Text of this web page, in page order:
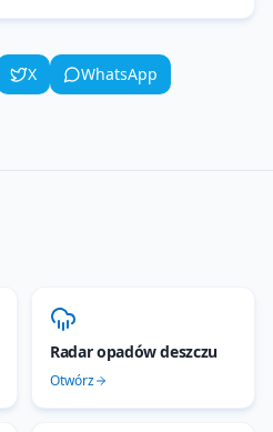
X
WhatsApp
Radar opadów deszczu
Otwórz